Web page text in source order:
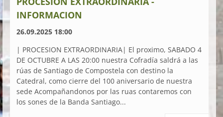
INFORMACION
26.09.2025 18:00
| PROCESION EXTRAORDINARIA| El proximo, SABADO 4
DE OCTUBRE A LAS 20:00 nuestra Cofradía saldrá a las
rúas de Santiago de Compostela con destino la
Catedral, como cierre del 100 aniversario de nuestra
sede Acompañandonos por las ruas contaremos con
los sones de la Banda Santiago...